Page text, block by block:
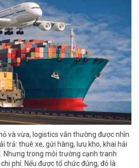
và vừa, logistics vẫn thường được nhìn
trả: thuê xe, gửi hàng, lưu kho, khai hải
Nhưng trong môi trường cạnh tranh
phí. Nếu được tổ chức đúng, đó là